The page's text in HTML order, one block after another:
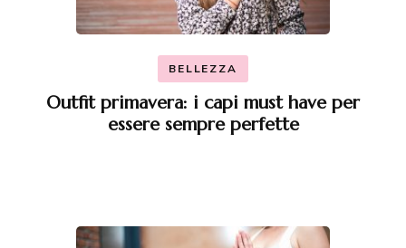
BELLEZZA
Outfit primavera: i capi must have per
essere sempre perfette